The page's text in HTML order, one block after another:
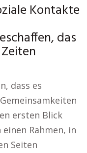
Kontakte
das
dass es
ersten Blick
Rahmen, in
Seiten